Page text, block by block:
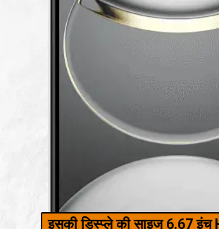
इसकी डिस्प्ले की साइज 6.67 इंच